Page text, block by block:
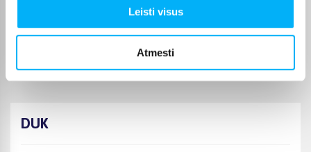
Leisti visus
Atmesti
DUK